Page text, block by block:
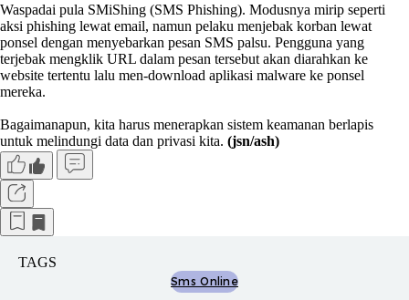
Waspadai pula SMiShing (SMS Phishing). Modusnya mirip seperti
aksi phishing lewat email, namun pelaku menjebak korban lewat
ponsel dengan menyebarkan pesan SMS palsu. Pengguna yang
terjebak mengklik URL dalam pesan tersebut akan diarahkan ke
website tertentu lalu men-download aplikasi malware ke ponsel
mereka.
Bagaimanapun, kita harus menerapkan sistem keamanan berlapis
untuk melindungi data dan privasi kita. (jsn/ash)
TAGS
Sms Online